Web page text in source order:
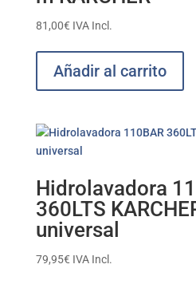
81,00€ IVA Incl.
Añadir al carrito
Hidrolavadora
360LTS
universal
79,95€ IVA Incl.